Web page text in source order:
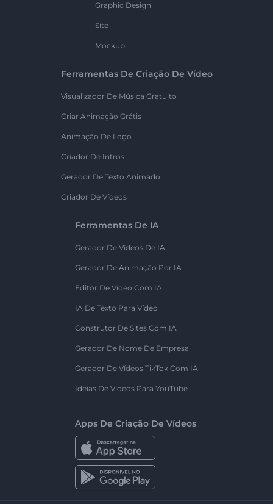
Graphic Design
Site
Mockup
Ferramentas De Criação De Vídeo
Visualizador De Música Gratuito
Criar Animação Grátis
Animação De Logo
Criador De Intros
Gerador De Texto Animado
Criador De Vídeos
Ferramentas De IA
Gerador De Vídeos De IA
Gerador De Animação Por IA
Editor De Vídeo Com IA
IA De Texto Para Vídeo
Construtor De Sites Com IA
Gerador De Nome De Empresa
Gerador De Vídeos TikTok Com IA
Ideias De Vídeos Para YouTube
Apps De Criação De Vídeos